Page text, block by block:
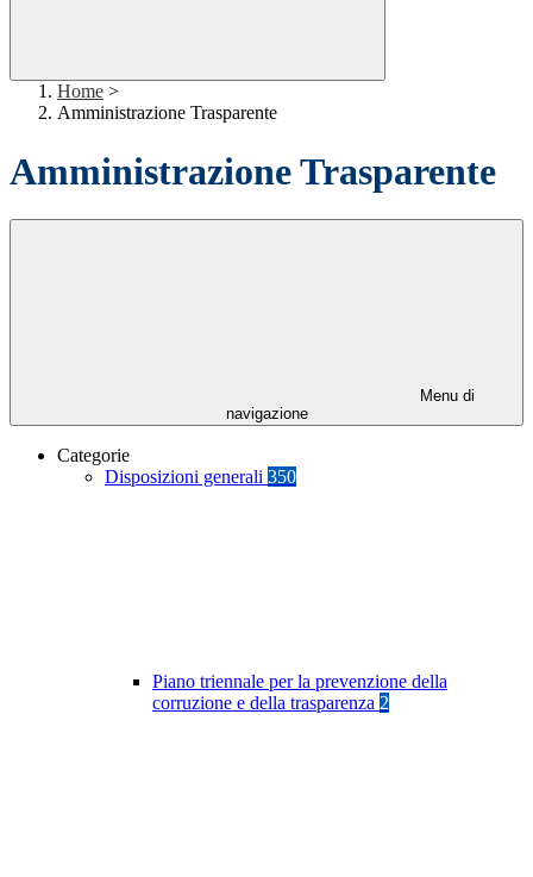
Home >
Amministrazione Trasparente
Amministrazione Trasparente
Menu di
navigazione
Categorie
Disposizioni generali 350
Piano triennale per la prevenzione della
corruzione e della trasparenza 2